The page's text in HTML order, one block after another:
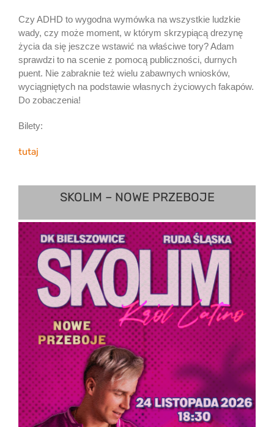
Czy ADHD to wygodna wymówka na wszystkie ludzkie
wady, czy może moment, w którym skrzypiącą drezynę
życia da się jeszcze wstawić na właściwe tory? Adam
sprawdzi to na scenie z pomocą publiczności, durnych
puent. Nie zabraknie też wielu zabawnych wniosków,
wyciągniętych na podstawie własnych życiowych fakapów.
Do zobaczenia!
Bilety:
tutaj
SKOLIM – NOWE PRZEBOJE